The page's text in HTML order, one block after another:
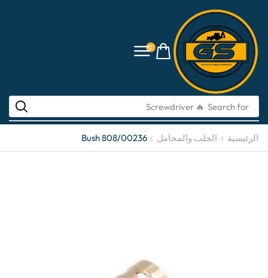
0
Search for
🔥 Screwdriver
الرئيسية الجلب والمحامل Bush 808/00236